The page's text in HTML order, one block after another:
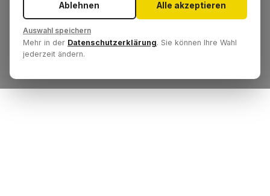
Ablehnen Alle akzeptieren
Auswahl speichern
Mehr in der Datenschutzerklärung. Sie können Ihre Wahl
jederzeit ändern.